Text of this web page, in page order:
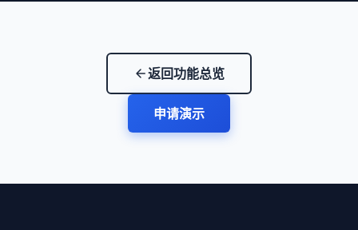
arrow_back返回功能总览
申请演示